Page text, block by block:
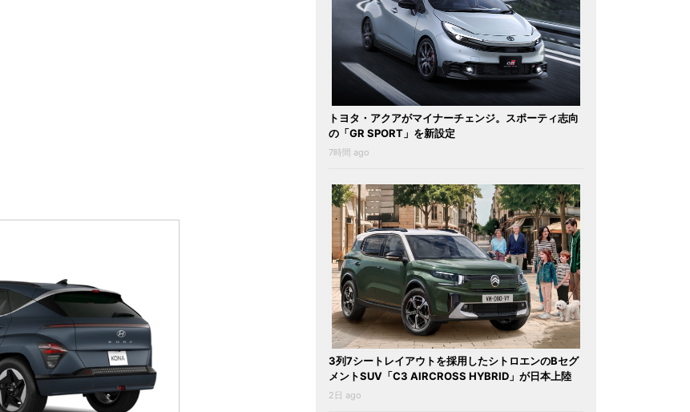
トヨタ・アクアがマイナーチェンジ。スポーティ志向
の「GR SPORT」を新設定
7時間 ago
3列7シートレイアウトを採用したシトロエンのBセグ
メントSUV「C3 AIRCROSS HYBRID」が日本上陸
2日 ago